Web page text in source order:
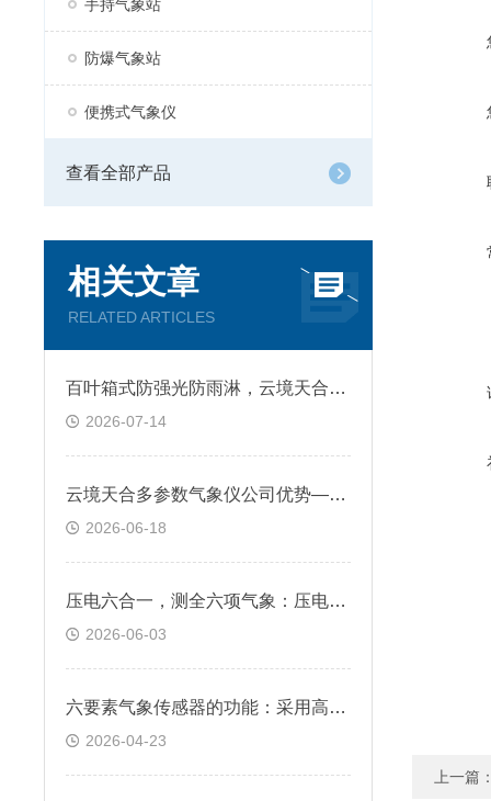
手持气象站
防爆气象站
便携式气象仪
查看全部产品
相关文章
RELATED ARTICLES
百叶箱式防强光防雨淋，云境天合二氧化碳传感器户外长期稳定运行
2026-07-14
云境天合多参数气象仪公司优势—厂家批发价，免费提供技术对接方案
2026-06-18
压电六合一，测全六项气象：压电六要素传感器捕捉灾害性天气气象预警
2026-06-03
六要素气象传感器的功能：采用高精度传感器与智能算法，确保数据准确可靠
2026-04-23
上一篇